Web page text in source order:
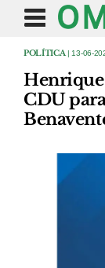
POLÍTICA | 13-06-
CDU